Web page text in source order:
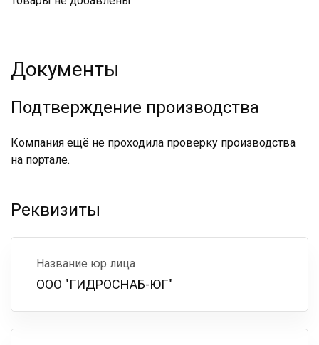
Документы
Подтверждение производства
Компания ещё не проходила проверку производства
на портале.
Реквизиты
Название юр лица
ООО "ГИДРОСНАБ-ЮГ"